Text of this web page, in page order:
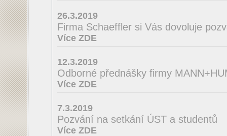
26.3.2019
Firma Schaeffler si Vás dovoluje
Více ZDE
12.3.2019
Odborné přednášky firmy
Více ZDE
7.3.2019
Pozvání na setkání ÚST a studentů
Více ZDE